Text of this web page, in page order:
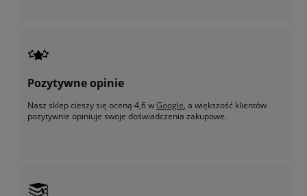
Pozytywne opinie
Nasz sklep cieszy się oceną 4,6 wGoogle, a większość klientów
pozytywnie opiniuje swoje doświadczenia zakupowe.